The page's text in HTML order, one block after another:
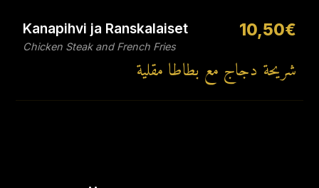
Kanapihvi ja Ranskalaiset
Chicken Steak and French Fries
10,50€
شريحة دجاج مع بطاطا مقلية